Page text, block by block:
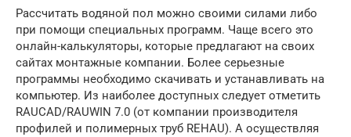
Рассчитать водяной пол можно своими силами либо
при помощи специальных программ. Чаще всего это
онлайн-калькуляторы, которые предлагают на своих
сайтах монтажные компании. Более серьезные
программы необходимо скачивать и устанавливать на
компьютер. Из наиболее доступных следует отметить
RAUCAD/RAUWIN 7.0 (от компании производителя
профилей и полимерных труб REHAU). А осуществляя